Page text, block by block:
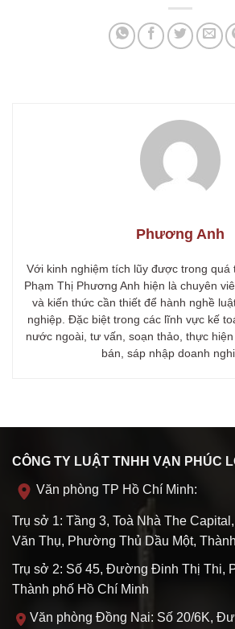
Phương Anh
Với kinh nghiệm tích lũy được trong quá
Phạm Thị Phương Anh hiện là chuyên
và kiến thức cần thiết để hành nghề
nghiệp. Đặc biệt trong các lĩnh vực kế
nước ngoài, tư vấn, soạn thảo, thực
bán, sáp nhập doanh
CÔNG TY LUẬT TNHH VẠN PHÚC
Văn phòng TP Hồ Chí Minh:
Trụ sở 1: Tầng 3, Toà Nhà The
Văn Thụ, Phường Thủ Dầu Một,
Trụ sở 2: Số 45, Đường Đinh Thị Thi,
Thành phố Hồ Chí Minh
Văn phòng Đồng Nai: Số 20/6K,